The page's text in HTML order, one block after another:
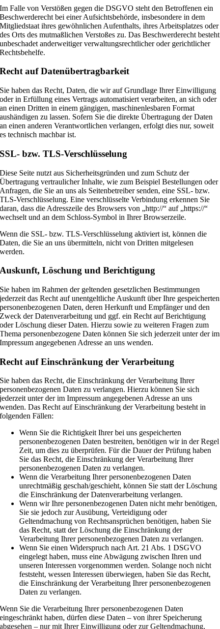
Im Falle von Verstößen gegen die DSGVO steht den Betroffenen ein
Beschwerderecht bei einer Aufsichtsbehörde, insbesondere in dem
Mitgliedstaat ihres gewöhnlichen Aufenthalts, ihres Arbeitsplatzes oder
des Orts des mutmaßlichen Verstoßes zu. Das Beschwerderecht besteht
unbeschadet anderweitiger verwaltungsrechtlicher oder gerichtlicher
Rechtsbehelfe.
Recht auf Daten­übertrag­barkeit
Sie haben das Recht, Daten, die wir auf Grundlage Ihrer Einwilligung
oder in Erfüllung eines Vertrags automatisiert verarbeiten, an sich oder
an einen Dritten in einem gängigen, maschinenlesbaren Format
aushändigen zu lassen. Sofern Sie die direkte Übertragung der Daten
an einen anderen Verantwortlichen verlangen, erfolgt dies nur, soweit
es technisch machbar ist.
SSL- bzw. TLS-Verschlüsselung
Diese Seite nutzt aus Sicherheitsgründen und zum Schutz der
Übertragung vertraulicher Inhalte, wie zum Beispiel Bestellungen oder
Anfragen, die Sie an uns als Seitenbetreiber senden, eine SSL- bzw.
TLS-Verschlüsselung. Eine verschlüsselte Verbindung erkennen Sie
daran, dass die Adresszeile des Browsers von „http://“ auf „https://“
wechselt und an dem Schloss-Symbol in Ihrer Browserzeile.
Wenn die SSL- bzw. TLS-Verschlüsselung aktiviert ist, können die
Daten, die Sie an uns übermitteln, nicht von Dritten mitgelesen
werden.
Auskunft, Löschung und Berichtigung
Sie haben im Rahmen der geltenden gesetzlichen Bestimmungen
jederzeit das Recht auf unentgeltliche Auskunft über Ihre gespeicherten
personenbezogenen Daten, deren Herkunft und Empfänger und den
Zweck der Datenverarbeitung und ggf. ein Recht auf Berichtigung
oder Löschung dieser Daten. Hierzu sowie zu weiteren Fragen zum
Thema personenbezogene Daten können Sie sich jederzeit unter der im
Impressum angegebenen Adresse an uns wenden.
Recht auf Einschränkung der Verarbeitung
Sie haben das Recht, die Einschränkung der Verarbeitung Ihrer
personenbezogenen Daten zu verlangen. Hierzu können Sie sich
jederzeit unter der im Impressum angegebenen Adresse an uns
wenden. Das Recht auf Einschränkung der Verarbeitung besteht in
folgenden Fällen:
Wenn Sie die Richtigkeit Ihrer bei uns gespeicherten
personenbezogenen Daten bestreiten, benötigen wir in der Regel
Zeit, um dies zu überprüfen. Für die Dauer der Prüfung haben
Sie das Recht, die Einschränkung der Verarbeitung Ihrer
personenbezogenen Daten zu verlangen.
Wenn die Verarbeitung Ihrer personenbezogenen Daten
unrechtmäßig geschah/geschieht, können Sie statt der Löschung
die Einschränkung der Datenverarbeitung verlangen.
Wenn wir Ihre personenbezogenen Daten nicht mehr benötigen,
Sie sie jedoch zur Ausübung, Verteidigung oder
Geltendmachung von Rechtsansprüchen benötigen, haben Sie
das Recht, statt der Löschung die Einschränkung der
Verarbeitung Ihrer personenbezogenen Daten zu verlangen.
Wenn Sie einen Widerspruch nach Art. 21 Abs. 1 DSGVO
eingelegt haben, muss eine Abwägung zwischen Ihren und
unseren Interessen vorgenommen werden. Solange noch nicht
feststeht, wessen Interessen überwiegen, haben Sie das Recht,
die Einschränkung der Verarbeitung Ihrer personenbezogenen
Daten zu verlangen.
Wenn Sie die Verarbeitung Ihrer personenbezogenen Daten
eingeschränkt haben, dürfen diese Daten – von ihrer Speicherung
abgesehen – nur mit Ihrer Einwilligung oder zur Geltendmachung,